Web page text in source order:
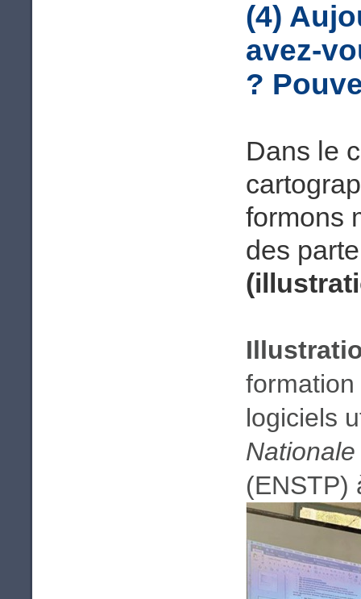
(4)
avez-
?
Dans le
formons
des
logiciels
(ENSTP)